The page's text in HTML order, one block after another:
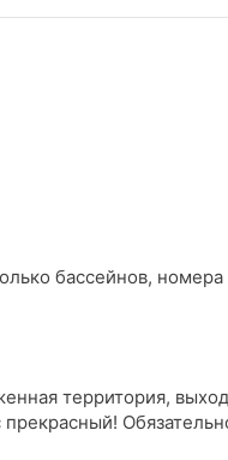
бассейнов,
территория,
прекрасный!